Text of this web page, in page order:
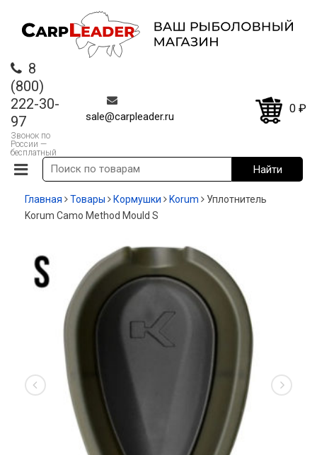
8
(800)
222-30-
97
Звонок по
России —
бесплатный
sale@carpleader.ru
0 ₽
Главная Товары Кормушки Korum
Уплотнитель
Korum Camo Method Mould S
-13%